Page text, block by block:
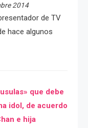
2014
de TV
hace algunos
que debe
idol, de acuerdo
e hija